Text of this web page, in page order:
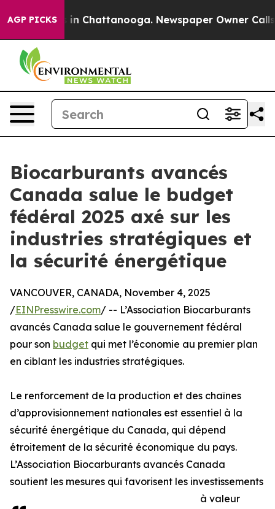
AGP PICKS
Chaos in Chattanooga. Newspaper Owner Calls
Biocarburants avancés
Canada salue le budget
fédéral 2025 axé sur les
industries stratégiques et
la sécurité énergétique
VANCOUVER, CANADA, November 4, 2025
/EINPresswire.com/ -- L’Association Biocarburants
avancés Canada salue le gouvernement fédéral
pour son budget qui met l’économie au premier plan
en ciblant les industries stratégiques.
Le renforcement de la production et des chaînes
d’approvisionnement nationales est essentiel à la
sécurité énergétique du Canada, qui dépend
étroitement de la sécurité économique du pays.
L’Association Biocarburants avancés Canada
soutient les mesures qui favorisent les investissements
à valeur